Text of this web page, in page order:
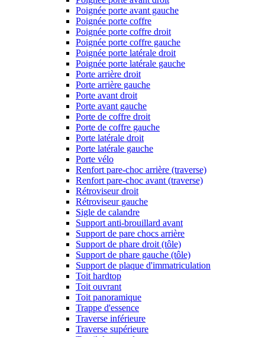
Poignée porte avant gauche
Poignée porte coffre
Poignée porte coffre droit
Poignée porte coffre gauche
Poignée porte latérale droit
Poignée porte latérale gauche
Porte arrière droit
Porte arrière gauche
Porte avant droit
Porte avant gauche
Porte de coffre droit
Porte de coffre gauche
Porte latérale droit
Porte latérale gauche
Porte vélo
Renfort pare-choc arrière (traverse)
Renfort pare-choc avant (traverse)
Rétroviseur droit
Rétroviseur gauche
Sigle de calandre
Support anti-brouillard avant
Support de pare chocs arrière
Support de phare droit (tôle)
Support de phare gauche (tôle)
Support de plaque d'immatriculation
Toit hardtop
Toit ouvrant
Toit panoramique
Trappe d'essence
Traverse inférieure
Traverse supérieure